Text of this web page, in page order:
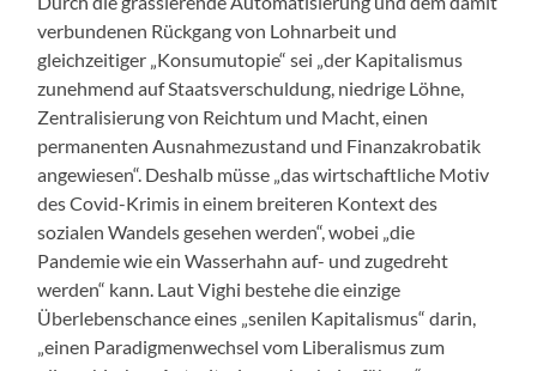
verbundenen Rückgang von Lohnarbeit und
gleichzeitiger „Konsumutopie“ sei „der Kapitalismus
zunehmend auf Staatsverschuldung, niedrige Löhne,
Zentralisierung von Reichtum und Macht, einen
permanenten Ausnahmezustand und Finanzakrobatik
angewiesen“. Deshalb müsse „das wirtschaftliche Motiv
des Covid-Krimis in einem breiteren Kontext des
sozialen Wandels gesehen werden“, wobei „die
Pandemie wie ein Wasserhahn auf- und zugedreht
werden“ kann. Laut Vighi bestehe die einzige
Überlebenschance eines „senilen Kapitalismus“ darin,
„einen Paradigmenwechsel vom Liberalismus zum